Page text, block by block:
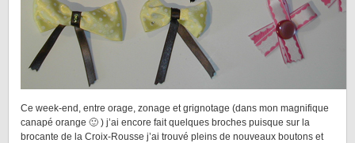
Ce week-end, entre orage, zonage et grignotage (dans mon magnifique
canapé orange 🙂 ) j’ai encore fait quelques broches puisque sur la
brocante de la Croix-Rousse j’ai trouvé pleins de nouveaux boutons et